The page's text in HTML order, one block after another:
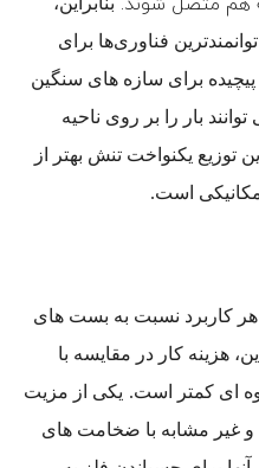
فناوری‌ها برای
برای سازه های سنگین
بار را بر روی ناحیه
توزیع یکنواخت تنش بهتر از
است.
کاربرد نسبت به بست های
هزینه کار در مقایسه با
ای کمتر است. یکی از مزیت
و غیر مشابه با ضخامت های